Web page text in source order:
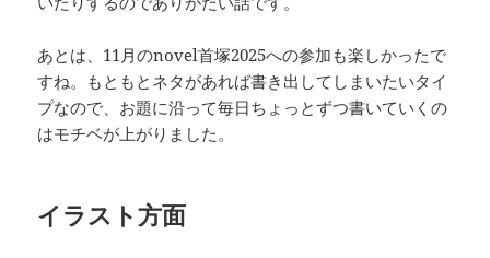
あとは、11月のnovel首塚2025への参加も楽しかったで
すね。もともとネタがあれば書き出してしまいたいタイ
プなので、お題に沿って毎日ちょっとずつ書いていくの
はモチベが上がりました。
イラスト方面